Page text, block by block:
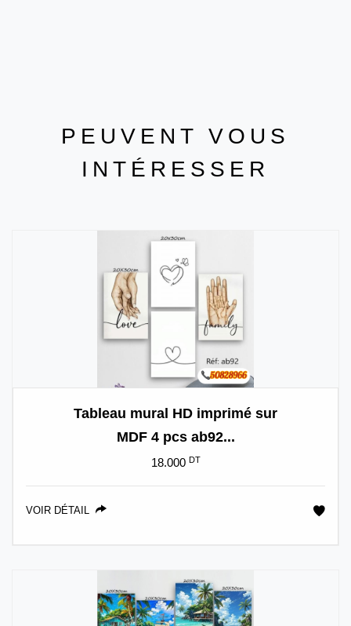
PEUVENT VOUS
INTÉRESSER
Tableau mural HD imprimé sur
MDF 4 pcs ab92...
18.000 DT
VOIR DÉTAIL